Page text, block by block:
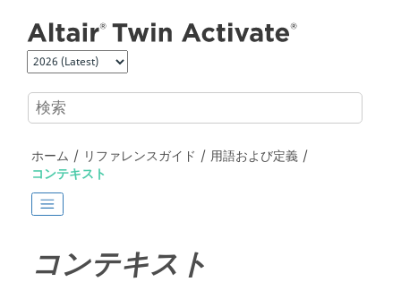
ホーム リファレンスガイド
用語および定義
コンテキスト
コンテキスト